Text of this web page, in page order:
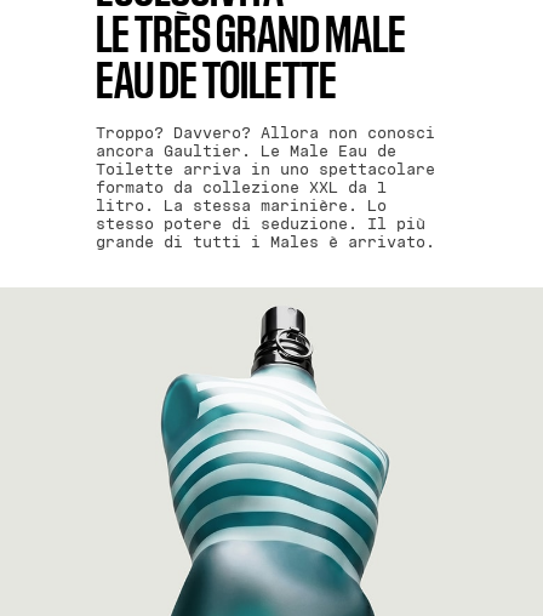
LE TRÈS GRAND MALE
EAU DE TOILETTE
Troppo? Davvero? Allora non conosci
ancora Gaultier. Le Male Eau de
Toilette arriva in uno spettacolare
formato da collezione XXL da 1
litro. La stessa marinière. Lo
stesso potere di seduzione. Il più
grande di tutti i Males è arrivato.